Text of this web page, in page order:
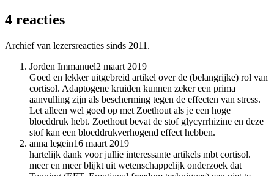
4 reacties
Archief van lezersreacties sinds 2011.
Jorden Immanuel2 maart 2019
Goed en lekker uitgebreid artikel over de (belangrijke) rol van
cortisol. Adaptogene kruiden kunnen zeker een prima
aanvulling zijn als bescherming tegen de effecten van stress.
Let alleen wel goed op met Zoethout als je een hoge
bloeddruk hebt. Zoethout bevat de stof glycyrrhizine en deze
stof kan een bloeddrukverhogend effect hebben.
anna legein16 maart 2019
hartelijk dank voor jullie interessante artikels mbt cortisol.
meer en meer blijkt uit wetenschappelijk onderzoek dat